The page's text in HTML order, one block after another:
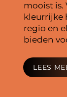
mooist
kleurrijke
regio en
bieden
LEES